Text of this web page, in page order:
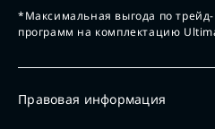
*Максимальная выгода по
программ на комплектацию
Правовая информация